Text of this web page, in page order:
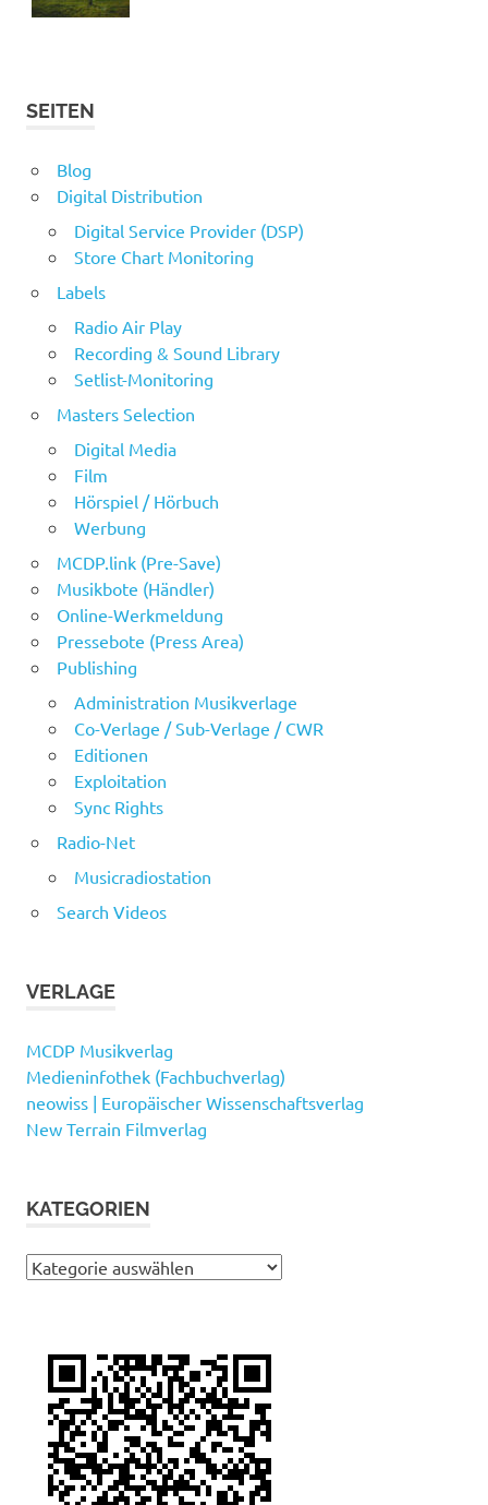
SEITEN
Blog
Digital Distribution
Digital Service Provider (DSP)
Store Chart Monitoring
Labels
Radio Air Play
Recording & Sound Library
Setlist-Monitoring
Masters Selection
Digital Media
Film
Hörspiel / Hörbuch
Werbung
MCDP.link (Pre-Save)
Musikbote (Händler)
Online-Werkmeldung
Pressebote (Press Area)
Publishing
Administration Musikverlage
Co-Verlage / Sub-Verlage / CWR
Editionen
Exploitation
Sync Rights
Radio-Net
Musicradiostation
Search Videos
VERLAGE
MCDP Musikverlag
Medieninfothek (Fachbuchverlag)
neowiss | Europäischer Wissenschaftsverlag
New Terrain Filmverlag
KATEGORIEN
Kategorien